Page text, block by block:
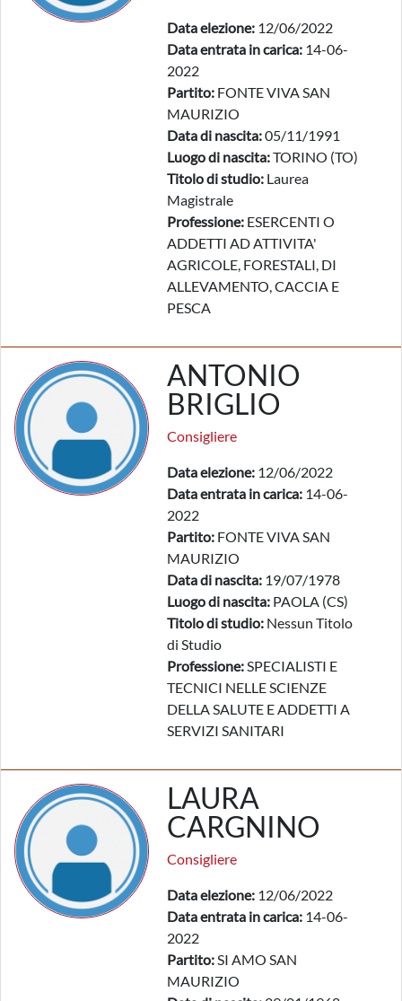
Data elezione: 12/06/2022
Data entrata in carica: 14-06-
2022
Partito: FONTE VIVA SAN
MAURIZIO
Data di nascita:05/11/1991
Luogo di nascita:TORINO (TO)
Titolo di studio: Laurea
Magistrale
Professione: ESERCENTI O
ADDETTI AD ATTIVITA'
AGRICOLE, FORESTALI, DI
ALLEVAMENTO, CACCIA E
PESCA
ANTONIO
BRIGLIO
Consigliere
Data elezione: 12/06/2022
Data entrata in carica: 14-06-
2022
Partito: FONTE VIVA SAN
MAURIZIO
Data di nascita: 19/07/1978
Luogo di nascita: PAOLA (CS)
Titolo di studio: Nessun Titolo
di Studio
Professione:SPECIALISTI E
TECNICI NELLE SCIENZE
DELLA SALUTE E ADDETTI A
SERVIZI SANITARI
LAURA
CARGNINO
Consigliere
Data elezione: 12/06/2022
Data entrata in carica: 14-06-
2022
Partito:SI AMO SAN
MAURIZIO